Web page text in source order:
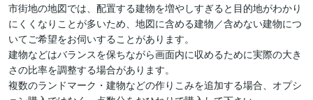
市街地の地図では、配置する建物を増やしすぎると目的地がわかり
にくくなりことが多いため、地図に含める建物／含めない建物につ
いてご希望をお伺いすることがあります。
建物などはバランスを保ちながら画面内に収めるために実際の大き
さの比率を調整する場合があります。
複数のランドマーク・建物などの作りこみを追加する場合、オプシ